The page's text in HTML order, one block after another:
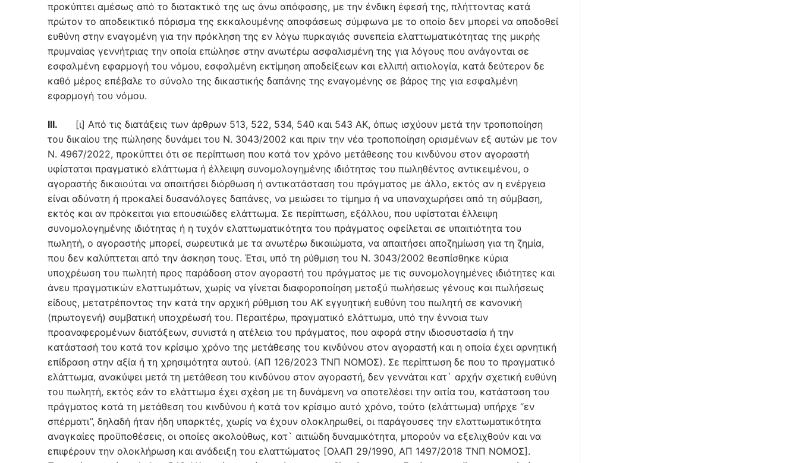
προκύπτει αμέσως από το διατακτικό της ως άνω απόφασης, με την ένδικη έφεσή της, πλήττοντας κατά
πρώτον το αποδεικτικό πόρισμα της εκκαλουμένης αποφάσεως σύμφωνα με το οποίο δεν μπορεί να αποδοθεί
ευθύνη στην εναγομένη για την πρόκληση της εν λόγω πυρκαγιάς συνεπεία ελαττωματικότητας της μικρής
πρυμναίας γεννήτριας την οποία επώλησε στην ανωτέρω ασφαλισμένη της για λόγους που ανάγονται σε
εσφαλμένη εφαρμογή του νόμου, εσφαλμένη εκτίμηση αποδείξεων και ελλιπή αιτιολογία, κατά δεύτερον δε
καθό μέρος επέβαλε το σύνολο της δικαστικής δαπάνης της εναγομένης σε βάρος της για εσφαλμένη
εφαρμογή του νόμου.
ΙΙΙ. [ι] Από τις διατάξεις των άρθρων 513, 522, 534, 540 και 543 ΑΚ, όπως ισχύουν μετά την τροποποίηση
του δικαίου της πώλησης δυνάμει του Ν. 3043/2002 και πριν την νέα τροποποίηση ορισμένων εξ αυτών με τον
Ν. 4967/2022, προκύπτει ότι σε περίπτωση που κατά τον χρόνο μετάθεσης του κινδύνου στον αγοραστή
υφίσταται πραγματικό ελάττωμα ή έλλειψη συνομολογημένης ιδιότητας του πωληθέντος αντικειμένου, ο
αγοραστής δικαιούται να απαιτήσει διόρθωση ή αντικατάσταση του πράγματος με άλλο, εκτός αν η ενέργεια
είναι αδύνατη ή προκαλεί δυσανάλογες δαπάνες, να μειώσει το τίμημα ή να υπαναχωρήσει από τη σύμβαση,
εκτός και αν πρόκειται για επουσιώδες ελάττωμα. Σε περίπτωση, εξάλλου, που υφίσταται έλλειψη
συνομολογημένης ιδιότητας ή η τυχόν ελαττωματικότητα του πράγματος οφείλεται σε υπαιτιότητα του
πωλητή, ο αγοραστής μπορεί, σωρευτικά με τα ανωτέρω δικαιώματα, να απαιτήσει αποζημίωση για τη ζημία,
που δεν καλύπτεται από την άσκηση τους. Έτσι, υπό τη ρύθμιση του Ν. 3043/2002 θεσπίσθηκε κύρια
υποχρέωση του πωλητή προς παράδοση στον αγοραστή του πράγματος με τις συνομολογημένες ιδιότητες και
άνευ πραγματικών ελαττωμάτων, χωρίς να γίνεται διαφοροποίηση μεταξύ πωλήσεως γένους και πωλήσεως
είδους, μετατρέποντας την κατά την αρχική ρύθμιση του ΑΚ εγγυητική ευθύνη του πωλητή σε κανονική
(πρωτογενή) συμβατική υποχρέωσή του. Περαιτέρω, πραγματικό ελάττωμα, υπό την έννοια των
προαναφερομένων διατάξεων, συνιστά η ατέλεια του πράγματος, που αφορά στην ιδιοσυστασία ή την
κατάστασή του κατά τον κρίσιμο χρόνο της μετάθεσης του κινδύνου στον αγοραστή και η οποία έχει αρνητική
επίδραση στην αξία ή τη χρησιμότητα αυτού. (ΑΠ 126/2023 ΤΝΠ NOMOΣ). Σε περίπτωση δε που το πραγματικό
ελάττωμα, ανακύψει μετά τη μετάθεση του κινδύνου στον αγοραστή, δεν γεννάται κατ` αρχήν σχετική ευθύνη
του πωλητή, εκτός εάν το ελάττωμα έχει σχέση με τη δυνάμενη να αποτελέσει την αιτία του, κατάσταση του
πράγματος κατά τη μετάθεση του κινδύνου ή κατά τον κρίσιμο αυτό χρόνο, τούτο (ελάττωμα) υπήρχε “εν
σπέρματι”, δηλαδή ήταν ήδη υπαρκτές, χωρίς να έχουν ολοκληρωθεί, οι παράγουσες την ελαττωματικότητα
αναγκαίες προϋποθέσεις, οι οποίες ακολούθως, κατ` αιτιώδη δυναμικότητα, μπορούν να εξελιχθούν και να
επιφέρουν την ολοκλήρωση και ανάδειξη του ελαττώματος [ΟλΑΠ 29/1990, ΑΠ 1497/2018 ΤΝΠ ΝΟΜΟΣ].